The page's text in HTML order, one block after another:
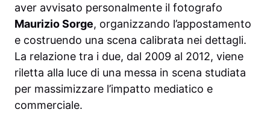
aver avvisato personalmente il fotografo
Maurizio Sorge, organizzando l’appostamento
e costruendo una scena calibrata nei dettagli.
La relazione tra i due, dal 2009 al 2012, viene
riletta alla luce di una messa in scena studiata
per massimizzare l’impatto mediatico e
commerciale.